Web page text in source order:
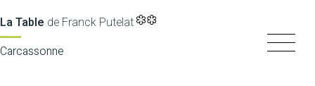
La Table de Franck Putelat
Carcassonne